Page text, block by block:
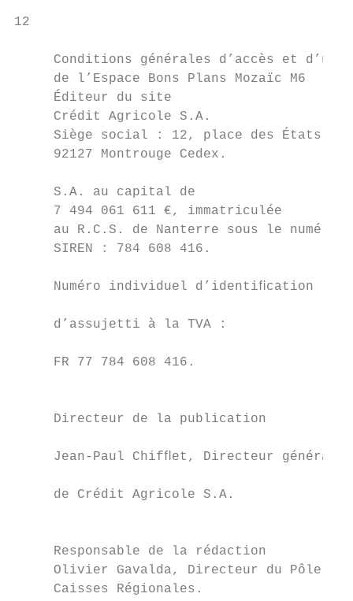
12
Conditions générales d’accès et
     de l’Espace Bons Plans Mozaïc M6
Éditeur du site
Crédit Agricole S.A.
Siège social : 12, place des États-
92127 Montrouge Cedex.
     S.A. au capital de
     7 494 061 611 €, immatriculée
au R.C.S. de Nanterre sous le numéro
SIREN : 784 608 416.
     Numéro individuel d’identiﬁcation
     d’assujetti à la TVA :
     FR 77 784 608 416.
     Directeur de la publication
     Jean-Paul Chifﬂet, Directeur général
     de Crédit Agricole S.A.
Responsable de la rédaction
Olivier Gavalda, Directeur du Pôle
     Caisses Régionales.